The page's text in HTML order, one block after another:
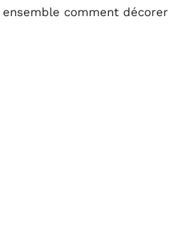
comment décorer